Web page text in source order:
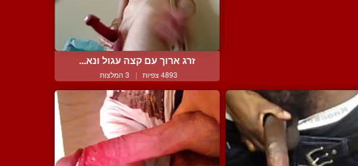
זרג ארוך עם קצה עגול ונא...
4893 צפיות | 3 המלצות